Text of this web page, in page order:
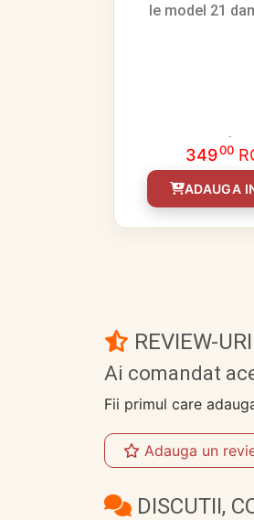
Ie model 21
34900
ADAUGA
REVIEW-URI
Ai comandat
Fii primul care
Adauga un
DISCUTII,